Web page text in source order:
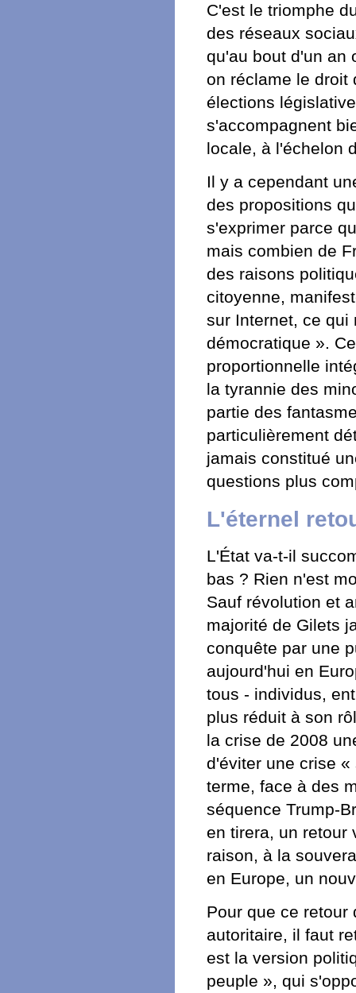
C'est le triomphe
des réseaux
qu'au bout d'un an
on réclame le droit
élections
s'accompagnent
locale, à l'échelon
Il y a cependant
des propositions
s'exprimer parce
mais combien de
des raisons
citoyenne,
sur Internet, ce qui
démocratique ».
proportionnelle
la tyrannie des
partie des
particulièrement
jamais constitué
questions plus
L'éternel
L'État va-t-il
bas ? Rien n'est
Sauf révolution et
majorité de Gilets
conquête par une
aujourd'hui en
tous - individus,
plus réduit à son
la crise de 2008
d'éviter une crise
terme, face à des
séquence Trump-
en tirera, un retour
raison, à la
en Europe, un
Pour que ce retour
autoritaire, il faut
est la version
peuple », qui